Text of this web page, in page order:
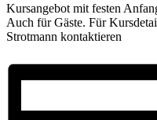
Kursangebot mit festen
Auch für Gäste. Für
Strotmann kontaktieren